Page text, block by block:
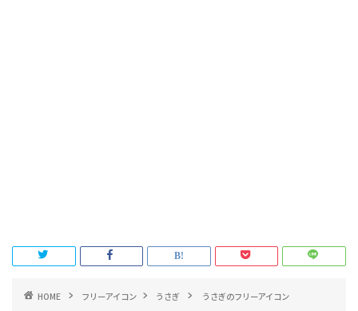
HOME フリーアイコン うさぎ うさぎのフリーアイコン